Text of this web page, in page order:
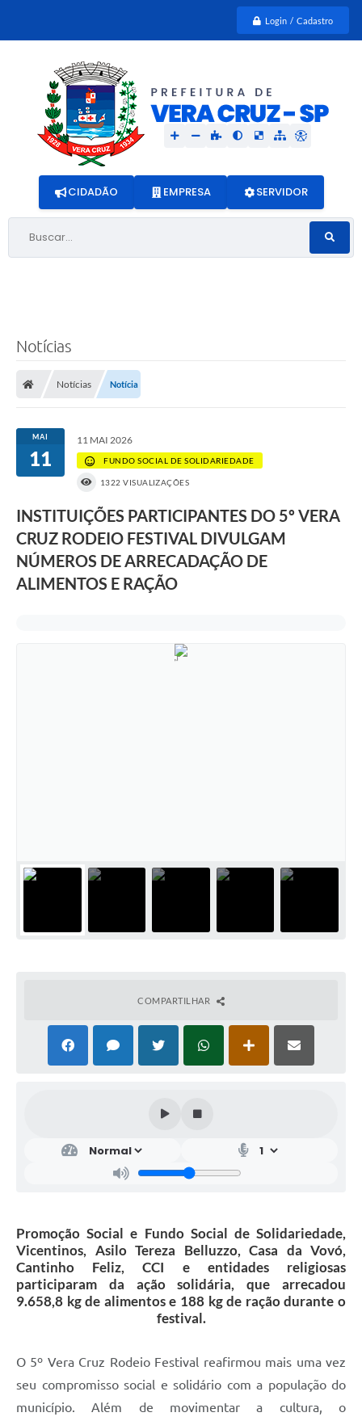
Login / Cadastro
Buscar...
CIDADÃO EMPRESA SERVIDOR
Notícias
Notícias Notícia
MAI
11
11 MAI 2026
FUNDO SOCIAL DE SOLIDARIEDADE
1322 VISUALIZAÇÕES
INSTITUIÇÕES PARTICIPANTES DO 5º VERA
CRUZ RODEIO FESTIVAL DIVULGAM
NÚMEROS DE ARRECADAÇÃO DE
ALIMENTOS E RAÇÃO
COMPARTILHAR
Promoção Social e Fundo Social de Solidariedade,
Vicentinos, Asilo Tereza Belluzzo, Casa da Vovó,
Cantinho Feliz, CCI e entidades religiosas
participaram da ação solidária, que arrecadou
9.658,8 kg de alimentos e 188 kg de ração durante o
festival.
O 5º Vera Cruz Rodeio Festival reafirmou mais uma vez
seu compromisso social e solidário com a população do
município. Além de movimentar a cultura, o